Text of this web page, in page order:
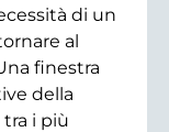
di un
al
finestra
della
i più